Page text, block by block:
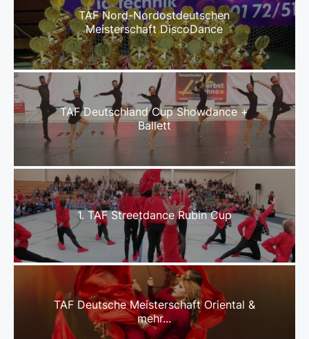
TAF Nord-Nordostdeutschen
Meisterschaft DiscoDance
TAF Deutschland Cup Showdance +
Ballett
1. TAF Streetdance Rubin Cup
TAF Deutsche Meisterschaft Oriental &
mehr...